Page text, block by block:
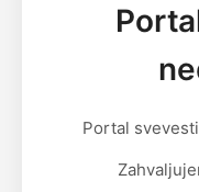
Portal